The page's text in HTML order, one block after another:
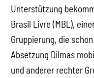
Unterstützung
Brasil Livre (MBL),
Gruppierung, die
Absetzung Dilmas
und anderer rechter